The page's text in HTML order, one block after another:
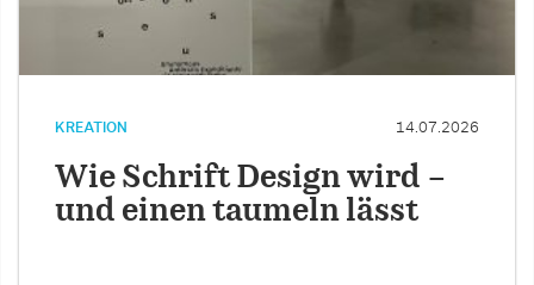
KREATION 14.07.2026
Wie Schrift Design wird –
und einen taumeln lässt